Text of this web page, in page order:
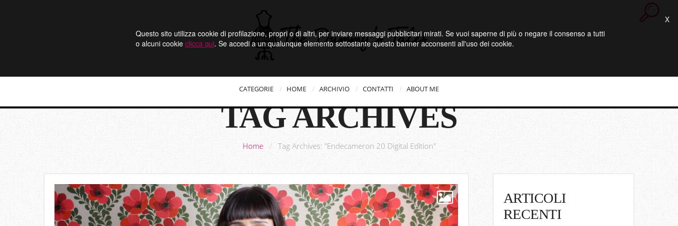
Questo sito utilizza cookie di profilazione, propri o di altri, per inviare messaggi pubblicitari mirati. Se vuoi saperne di più o negare il consenso a tutti
o alcuni cookie clicca qui. Se accedi a un qualunque elemento sottostante questo banner acconsenti all'uso dei cookie.
X
CATEGORIE HOME ARCHIVIO CONTATTI ABOUT ME
TAG ARCHIVES
Home / Tag Archives: "Endecameron 20 Digital Edition"
ARTICOLI
RECENTI